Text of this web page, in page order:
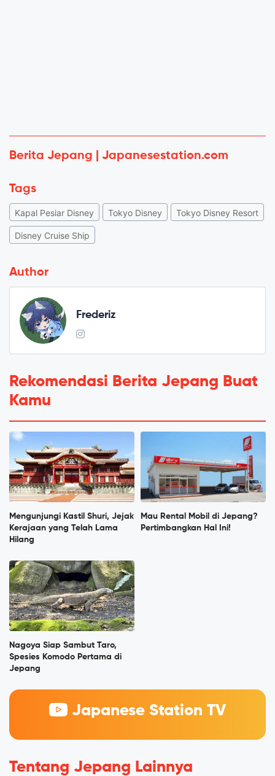
Berita Jepang | Japanesestation.com
Tags
Kapal Pesiar Disney Tokyo Disney Tokyo Disney Resort
Disney Cruise Ship
Author
Frederiz
Rekomendasi Berita Jepang Buat
Kamu
Mengunjungi Kastil Shuri, Jejak
Kerajaan yang Telah Lama
Hilang
Mau Rental Mobil di Jepang?
Pertimbangkan Hal Ini!
Nagoya Siap Sambut Taro,
Spesies Komodo Pertama di
Jepang
Japanese Station TV
Tentang Jepang Lainnya